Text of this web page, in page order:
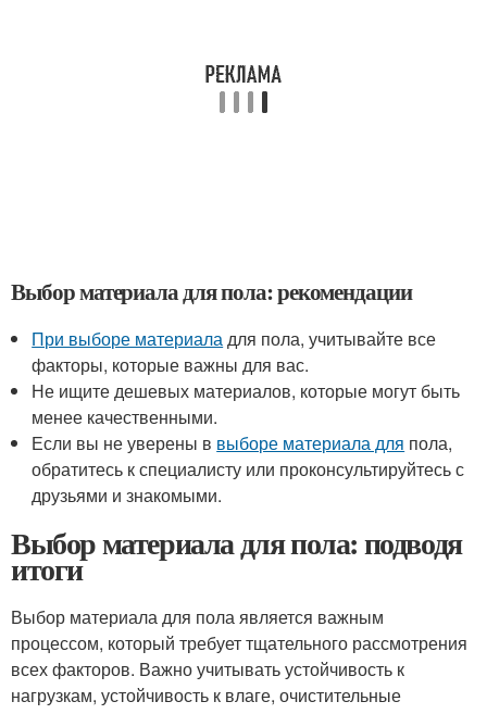
Выбор материала для пола: рекомендации
При выборе материаладля пола, учитывайте все
факторы, которые важны для вас.
Не ищите дешевых материалов, которые могут быть
менее качественными.
Если вы не уверены в выборе материала для пола,
обратитесь к специалисту или проконсультируйтесь с
друзьями и знакомыми.
Выбор материала для пола: подводя
итоги
Выбор материала для пола является важным
процессом, который требует тщательного рассмотрения
всех факторов. Важно учитывать устойчивость к
нагрузкам, устойчивость к влаге, очистительные